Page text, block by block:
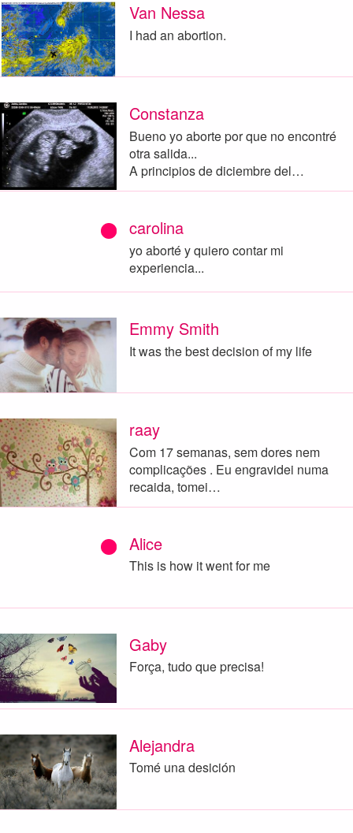
Van Nessa
I had an abortion.
Constanza
Bueno yo aborte por que no encontré
otra salida...
A principios de diciembre del…
carolina
yo aborté y quiero contar mi
experiencia...
Emmy Smith
It was the best decision of my life
raay
Com 17 semanas, sem dores nem
complicações . Eu engravidei numa
recaida, tomei…
Alice
This is how it went for me
Gaby
Força, tudo que precisa!
Alejandra
Tomé una desición